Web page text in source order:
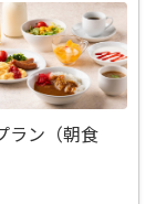
ラン（朝食